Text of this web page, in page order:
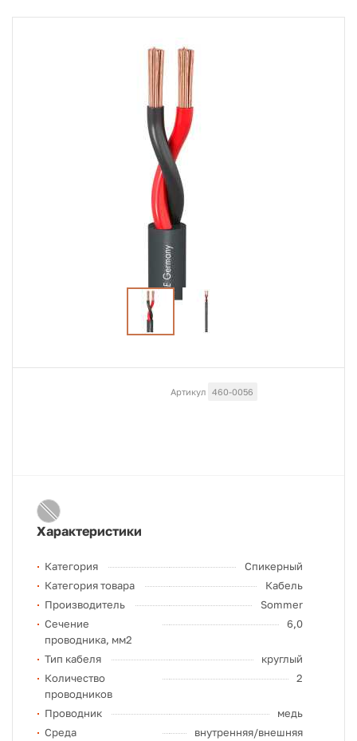
Артикул 460-0056
Характеристики
Категория
Спикерный
Категория товара
Кабель
Производитель
Sommer
Сечение
проводника, мм2
6,0
Тип кабеля
круглый
Количество
проводников
2
Проводник
медь
Среда
внутренняя/внешняя